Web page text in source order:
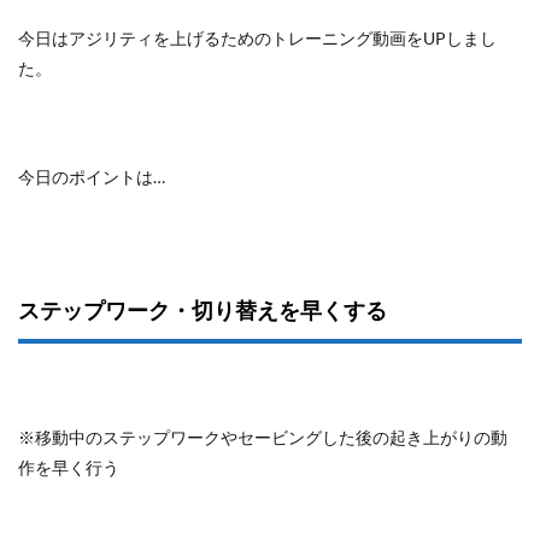
今日はアジリティを上げるためのトレーニング動画をUPしまし
た。
今日のポイントは…
ステップワーク・切り替えを早くする
※移動中のステップワークやセービングした後の起き上がりの動
作を早く行う